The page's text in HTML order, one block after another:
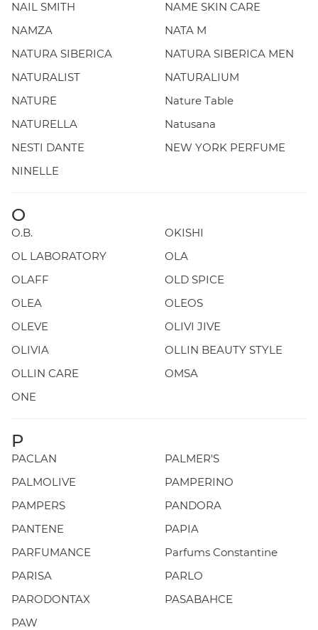
NAIL SMITH
NAME SKIN CARE
NAMZA
NATA M
NATURA SIBERICA
NATURA SIBERICA MEN
NATURALIST
NATURALIUM
NATURE
Nature Table
NATURELLA
Natusana
NESTI DANTE
NEW YORK PERFUME
NINELLE
O
O.B.
OKISHI
OL LABORATORY
OLA
OLAFF
OLD SPICE
OLEA
OLEOS
OLEVE
OLIVI JIVE
OLIVIA
OLLIN BEAUTY STYLE
OLLIN CARE
OMSA
ONE
P
PACLAN
PALMER'S
PALMOLIVE
PAMPERINO
PAMPERS
PANDORA
PANTENE
PAPIA
PARFUMANCE
Parfums Constantine
PARISA
PARLO
PARODONTAX
PASABAHCE
PAW